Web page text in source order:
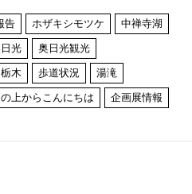
告 ホザキシモツケ 中禅寺湖
光 奥日光観光
栃木 歩道状況 湯滝
上からこんにちは 企画展情報